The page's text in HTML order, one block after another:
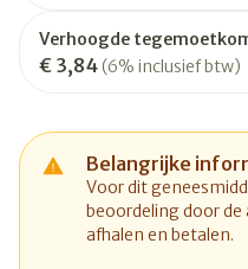
Verhoogde
€ 3,84(6% inclusief btw)
Belangrijke
Voor dit
beoordeling door
afhalen en betalen.